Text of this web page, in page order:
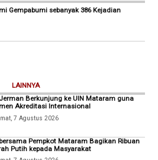
Gempabumi sebanyak 386 Kejadian
LAINNYA
Berkunjung ke UIN Mataram guna
Akreditasi Internasional
7 Agustus 2026
bersama Pempkot Mataram Bagikan Ribuan
Putih kepada Masyarakat